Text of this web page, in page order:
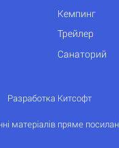
Кемпинг
Трейлер
Санаторий
Разработка Китсофт
матеріалів пряме